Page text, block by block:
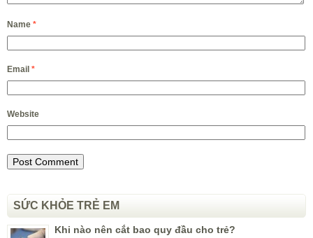
Name *
Email *
Website
SỨC KHỎE TRẺ EM
Khi nào nên cắt bao quy đầu cho trẻ?